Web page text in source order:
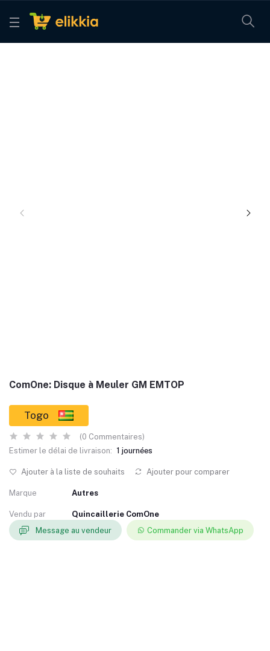
ComOne: Disque à Meuler GM EMTOP
Togo
(0 Commentaires)
Estimer le délai de livraison: 1 journées
Ajouter à la liste de souhaits Ajouter pour comparer
Marque Autres
Vendu par
Quincaillerie ComOne
Message au vendeur
Commander via WhatsApp